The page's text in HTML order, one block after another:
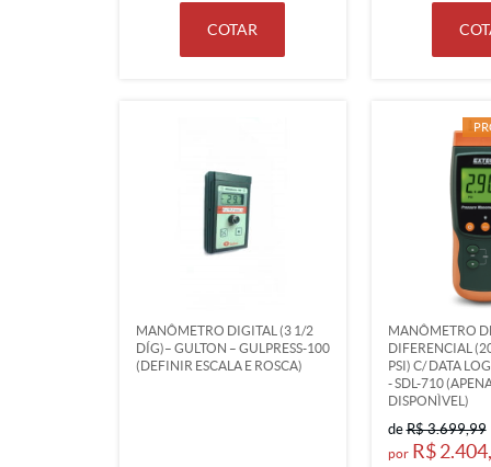
COTAR
MANÔMETRO DIGITAL (3 1/2
DÍG)– GULTON – GULPRESS-100
(DEFINIR ESCALA E ROSCA)
MANÔMETRO
DIFERENCIAL
PSI) C/ DATA
- SDL-710
DISPONÌVEL)
de R$ 3.699,99
por R$